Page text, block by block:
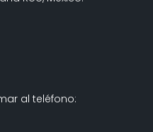
al teléfono: